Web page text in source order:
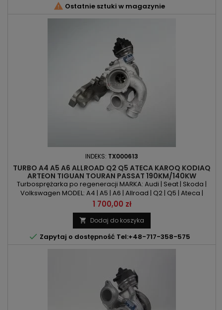
 Ostatnie sztuki w magazynie
INDEKS: TX000613
TURBO A4 A5 A6 ALLROAD Q2 Q5 ATECA KAROQ KODIAQ
ARTEON TIGUAN TOURAN PASSAT 190KM/140KW
Turbosprężarka po regeneracji MARKA: Audi | Seat | Skoda |
Volkswagen MODEL: A4 | A5 | A6 | Allroad | Q2 | Q5 | Ateca |
Karoq | Kodiaq | Arteon | Tiguan | Touran | Passat KOD SILNIKA:
CNHA | CZJA | DDDA | DESA | DETA | DFHA | DFVA POJEMNOŚĆ:
1968ccm 2.0 TDI MOC: 190KM / 140kW ROK PRODUKCJI: Od 2013r
Cena
1 700,00 zł
 Dodaj do koszyka
 Zapytaj o dostępność Tel:+48-717-358-575